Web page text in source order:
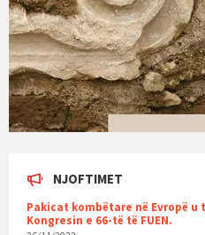
NJOFTIMET
Pakicat kombëtare në Evropë u
Kongresin e 66-të të FUEN.